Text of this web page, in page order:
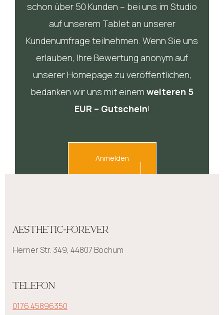
schon über 50 Kunden – bei uns im Studio
auf unserem Tablet an unserer
Kundenumfrage teilnehmen. Wenn Sie uns
erlauben, Ihre Bewertung anonym auf
unserer Homepage zu veröffentlichen,
bedanken wir uns mit einem weiteren 5
EUR – Gutschein!
Anmelden
AESTHETIC-FOREVER
Herner Str. 349, 44807 Bochum
TELEFON
0176 45896350